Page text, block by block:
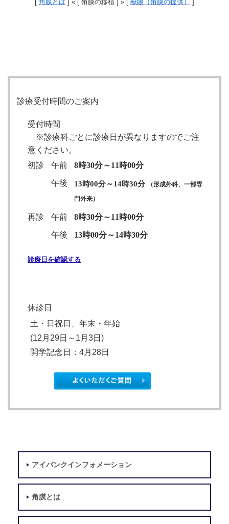
診療受付時間のご案内
受付時間
※診療科ごとに診療日が異なりますのでご注
意ください。
初診
午前 8時30分～11時00分
午後 13時00分～14時30分
（形成外科、一部専
門外来）
再診 午前 8時30分～11時00分
午後 13時00分～14時30分
診療日を確認する
休診日
土・日祝日、年末・年始
(12月29日～1月3日)
開学記念日
：4月28日
アイバンクインフォメーション
角膜とは
角膜とは ] « [ 角膜の移植 ] » [ 献眼（角膜の提供）